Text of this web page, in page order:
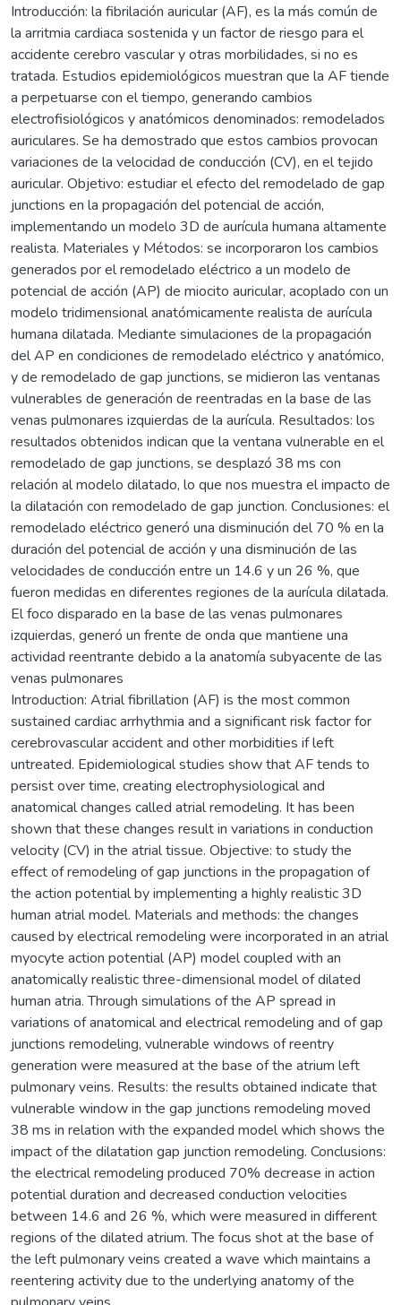
Introducción: la fibrilación auricular (AF), es la más común de
la arritmia cardiaca sostenida y un factor de riesgo para el
accidente cerebro vascular y otras morbilidades, si no es
tratada. Estudios epidemiológicos muestran que la AF tiende
a perpetuarse con el tiempo, generando cambios
electrofisiológicos y anatómicos denominados: remodelados
auriculares. Se ha demostrado que estos cambios provocan
variaciones de la velocidad de conducción (CV), en el tejido
auricular. Objetivo: estudiar el efecto del remodelado de gap
junctions en la propagación del potencial de acción,
implementando un modelo 3D de aurícula humana altamente
realista. Materiales y Métodos: se incorporaron los cambios
generados por el remodelado eléctrico a un modelo de
potencial de acción (AP) de miocito auricular, acoplado con un
modelo tridimensional anatómicamente realista de aurícula
humana dilatada. Mediante simulaciones de la propagación
del AP en condiciones de remodelado eléctrico y anatómico,
y de remodelado de gap junctions, se midieron las ventanas
vulnerables de generación de reentradas en la base de las
venas pulmonares izquierdas de la aurícula. Resultados: los
resultados obtenidos indican que la ventana vulnerable en el
remodelado de gap junctions, se desplazó 38 ms con
relación al modelo dilatado, lo que nos muestra el impacto de
la dilatación con remodelado de gap junction. Conclusiones: el
remodelado eléctrico generó una disminución del 70 % en la
duración del potencial de acción y una disminución de las
velocidades de conducción entre un 14.6 y un 26 %, que
fueron medidas en diferentes regiones de la aurícula dilatada.
El foco disparado en la base de las venas pulmonares
izquierdas, generó un frente de onda que mantiene una
actividad reentrante debido a la anatomía subyacente de las
venas pulmonares
Introduction: Atrial fibrillation (AF) is the most common
sustained cardiac arrhythmia and a significant risk factor for
cerebrovascular accident and other morbidities if left
untreated. Epidemiological studies show that AF tends to
persist over time, creating electrophysiological and
anatomical changes called atrial remodeling. It has been
shown that these changes result in variations in conduction
velocity (CV) in the atrial tissue. Objective: to study the
effect of remodeling of gap junctions in the propagation of
the action potential by implementing a highly realistic 3D
human atrial model. Materials and methods: the changes
caused by electrical remodeling were incorporated in an atrial
myocyte action potential (AP) model coupled with an
anatomically realistic three-dimensional model of dilated
human atria. Through simulations of the AP spread in
variations of anatomical and electrical remodeling and of gap
junctions remodeling, vulnerable windows of reentry
generation were measured at the base of the atrium left
pulmonary veins. Results: the results obtained indicate that
vulnerable window in the gap junctions remodeling moved
38 ms in relation with the expanded model which shows the
impact of the dilatation gap junction remodeling. Conclusions:
the electrical remodeling produced 70% decrease in action
potential duration and decreased conduction velocities
between 14.6 and 26 %, which were measured in different
regions of the dilated atrium. The focus shot at the base of
the left pulmonary veins created a wave which maintains a
reentering activity due to the underlying anatomy of the